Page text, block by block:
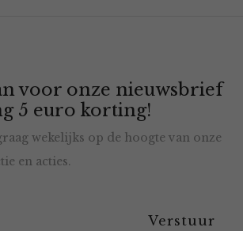
voor onze nieuwsbrief
5 euro korting!
wekelijks op de hoogte van onze
en acties.